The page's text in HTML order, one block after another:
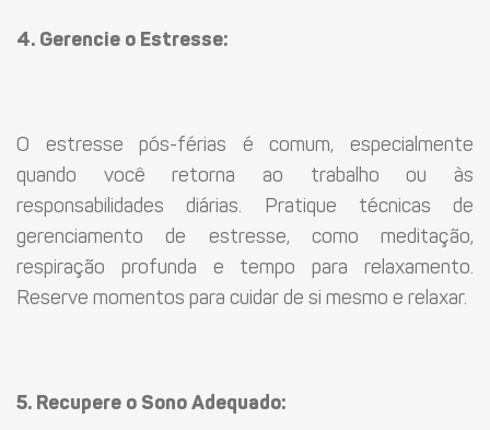
4. Gerencie o Estresse:
O estresse pós-férias é comum, especialmente
quando você retorna ao trabalho ou às
responsabilidades diárias. Pratique técnicas de
gerenciamento de estresse, como meditação,
respiração profunda e tempo para relaxamento.
Reserve momentos para cuidar de si mesmo e relaxar.
5. Recupere o Sono Adequado: